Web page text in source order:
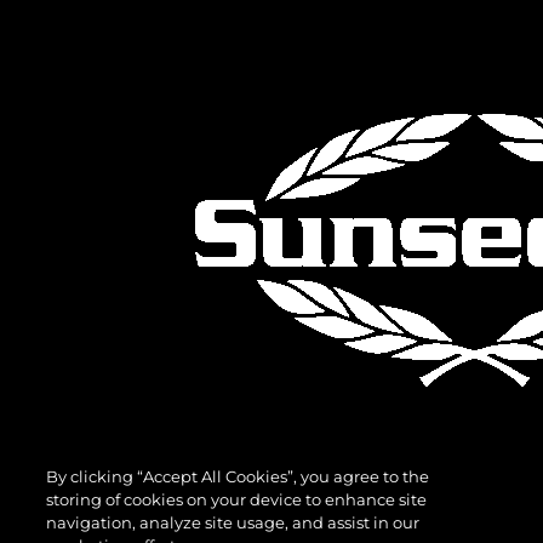
By clicking “Accept All Cookies”, you agree to the
storing of cookies on your device to enhance site
navigation, analyze site usage, and assist in our